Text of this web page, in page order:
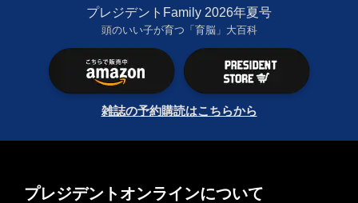
プレジデントFamily 2026年夏号
頭のいい子が育つ「育脳」大百科
雑誌の予約購読はこちらから
プレジデントオンラインについて